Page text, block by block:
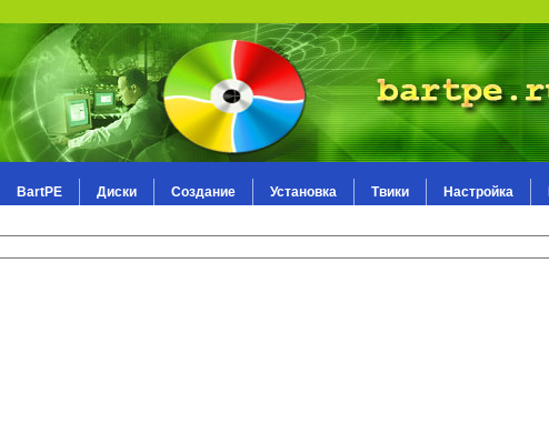
BartPE Диски Создание Установка Твики Настройка